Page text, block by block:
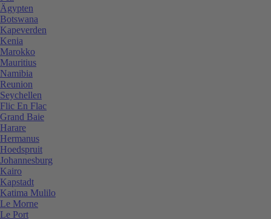
Ägypten
Botswana
Kapeverden
Kenia
Marokko
Mauritius
Namibia
Reunion
Seychellen
Flic En Flac
Grand Baie
Harare
Hermanus
Hoedspruit
Johannesburg
Kairo
Kapstadt
Katima Mulilo
Le Morne
Le Port